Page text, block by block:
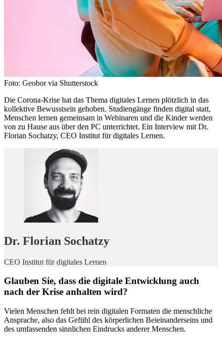
Foto: Geobor via Shutterstock
Die Corona-Krise hat das Thema digitales Lernen plötzlich in das
kollektive Bewusstsein gehoben. Studiengänge finden digital statt,
Menschen lernen gemeinsam in Webinaren und die Kinder werden
von zu Hause aus über den PC unterrichtet. Ein Interview mit Dr.
Florian Sochatzy, CEO Institut für digitales Lernen.
Dr. Florian Sochatzy
CEO Institut für digitales Lernen
Glauben Sie, dass die digitale Entwicklung auch
nach der Krise anhalten wird?
Vielen Menschen fehlt bei rein digitalen Formaten die menschliche
Ansprache, also das Gefühl des körperlichen Beieinanderseins und
des umfassenden sinnlichen Eindrucks anderer Menschen.